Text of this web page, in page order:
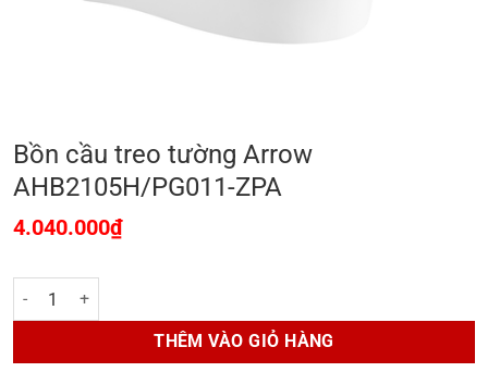
Bồn cầu treo tường Arrow
AHB2105H/PG011-ZPA
4.040.000₫
Bồn cầu treo tường Arrow AHB2105H/PG011-ZPA số lượng
THÊM VÀO GIỎ HÀNG